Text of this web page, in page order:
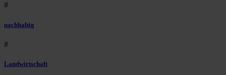
#
nachhaltig
#
Landwirtschaft